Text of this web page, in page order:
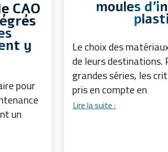
CAO
y
pour
un
moules
Le choix des
de leurs destinations.
grandes séries, les
pris en compte en
Lire la suite :